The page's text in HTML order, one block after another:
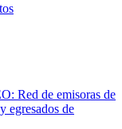
Red de emisoras de
egresados de